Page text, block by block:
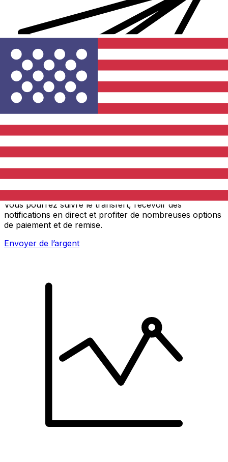
Vous pourrez suivre le transfert, recevoir des
notifications en direct et profiter de nombreuses options
de paiement et de remise.
Envoyer de l’argent